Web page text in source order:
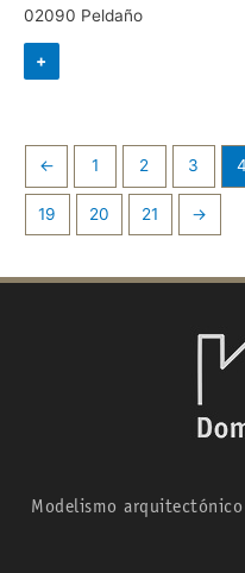
02090 Peldaño
+
← 1 2 3 4
19 20 21 →
Modelismo